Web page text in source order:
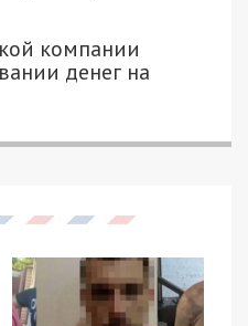
компании
денег на